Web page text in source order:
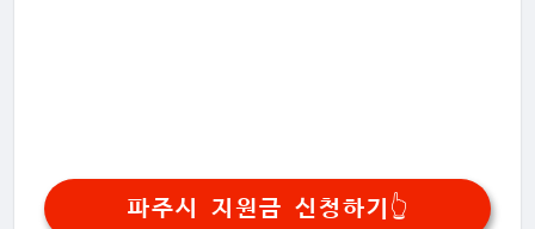
파주시 지원금 신청하기👆️